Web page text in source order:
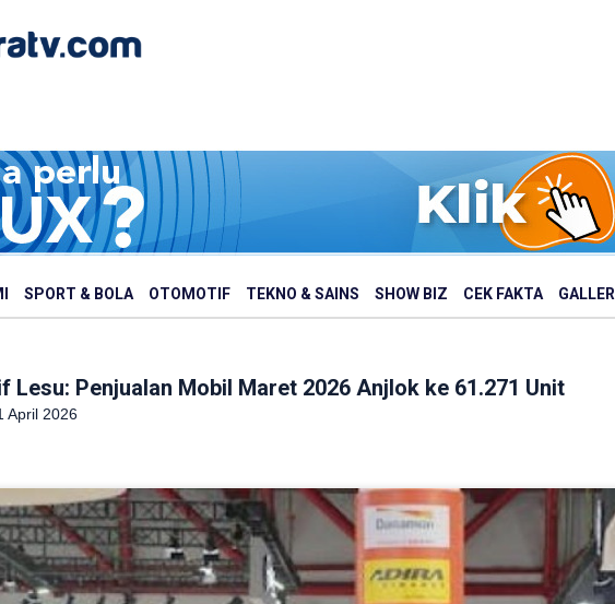
SPORT & BOLA OTOMOTIF TEKNO & SAINS SHOW BIZ CEK FAKTA GALLERI
Lesu: Penjualan Mobil Maret 2026 Anjlok ke 61.271 Unit
April 2026